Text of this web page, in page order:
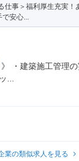
仕事＞福利厚生充実！
安心...
・建築施工管理
...
業の類似求人を見る